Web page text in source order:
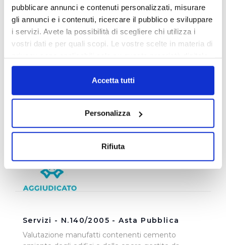
pubblicare annunci e contenuti personalizzati, misurare
gli annunci e i contenuti, ricercare il pubblico e sviluppare
i servizi. Avete la possibilità di scegliere chi utilizza i
vostri dati e per quali scopi. Le vostre scelte in materia di
in cui avete effettuato le vostre scelte. È possibile
modificare o revocare il proprio consenso in qualsiasi
momento dalla Dichiarazione sui cookie o facendo clic
Con il tuo consenso, vorremmo anche:
raccogliere informazioni sulla tua posizione
Identificare il tuo dispositivo, scansionandolo
attivamente alla ricerca di caratteristiche specifiche
Approfondisci come vengono elaborati i tuoi dati personali
Accetta tutti
Personalizza
Rifiuta
VISUALIZZA DOCUMENTI
Servizi - N.153/DFA/2005 - Procedura
Aperta
Servizio di raccolta, trasporto e conferimento a terzi
autorizzati di fanghi biologici e rifiuti palabili
Servizi - N.140/2005 - Asta Pubblica
Valutazione manufatti contenenti cemento